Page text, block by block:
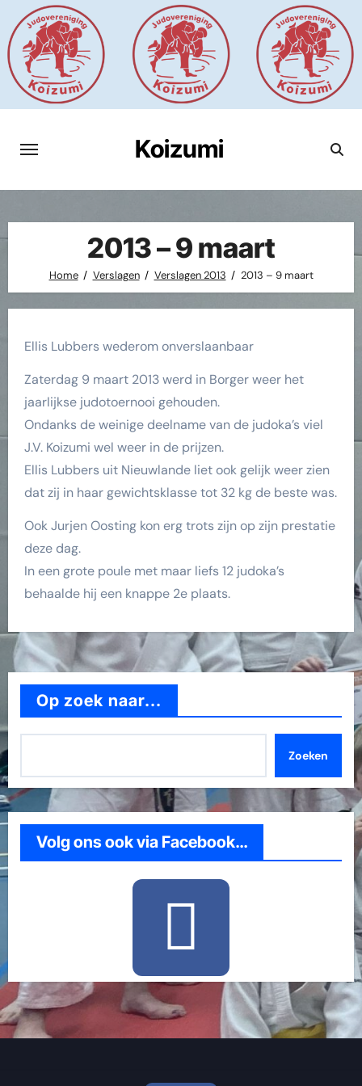
naar
de
inhoud
Koizumi
2013 – 9 maart
Home Verslagen Verslagen 2013 2013 – 9 maart
Ellis Lubbers wederom onverslaanbaar
Zaterdag 9 maart 2013 werd in Borger weer het
jaarlijkse judotoernooi gehouden.
Ondanks de weinige deelname van de judoka’s viel
J.V. Koizumi wel weer in de prijzen.
Ellis Lubbers uit Nieuwlande liet ook gelijk weer zien
dat zij in haar gewichtsklasse tot 32 kg de beste was.
Ook Jurjen Oosting kon erg trots zijn op zijn prestatie
deze dag.
In een grote poule met maar liefs 12 judoka’s
behaalde hij een knappe 2e plaats.
Op zoek naar...
Zoeken
Volg ons ook via Facebook…